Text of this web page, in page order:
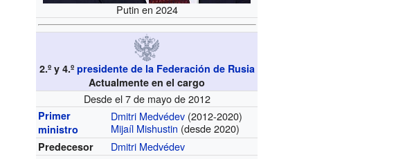
Putin en 2024
2.º y 4.º presidente de la Federación de Rusia
Actualmente en el cargo
Desde el 7 de mayo de 2012
Primer
ministro
Dmitri Medvédev (2012-2020)
Mijaíl Mishustin (desde 2020)
Predecesor Dmitri Medvédev